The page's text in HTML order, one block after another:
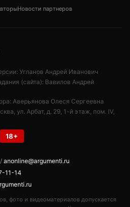
Новости партнеров
Угланов Андрей Иванович
(сайта): Вавилов Андрей
Аверьянова Олеся Сергеевна
ул. Арбат, д. 29, 1-й этаж, пом. IV,
18+
/ anonline@argumenti.ru
11-14
фото и видеоматериалов допускается